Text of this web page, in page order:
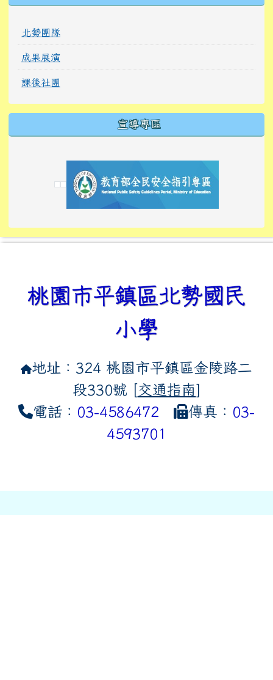
北勢團隊
成果展演
課後社團
宣導專區
link to https://
link to https://10000.gov.tw/
link to https://
link to https://10000.gov.tw/
link to https://
link to https://
link to https://i.win.org.tw/
link to https://
link to https://
link to https://
link to https://
桃園市平鎮區北勢國民
小學
地址：324 桃園市平鎮區金陵路二
段330號 [交通指南]
電話： 03-4586472 傳真： 03-
4593701